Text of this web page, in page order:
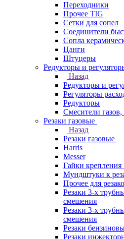
Переходники
Прочее TIG
Сетки для сопел
Соединители
Сопла
Цанги
Штуцеры
Редукторы и
Назад
Редукторы и
Регуляторы
Редукторы
Смесители
Резаки газовые
Назад
Резаки газовые
Harris
Messer
Гайки
Мундштуки к
Прочее для
Резаки 3-х
смешения
Резаки 3-х
смешения
Резаки
Резаки